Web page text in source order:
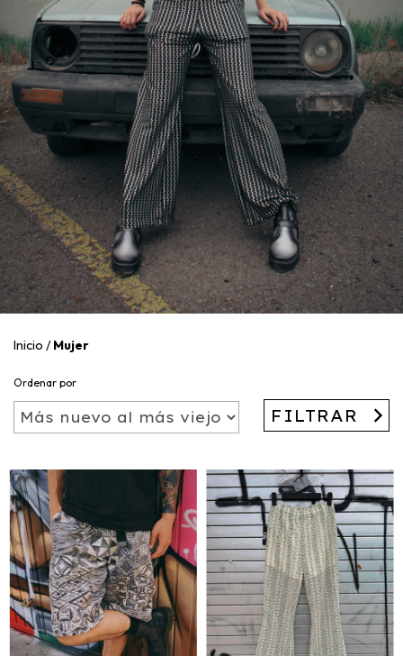
Inicio / Mujer
Ordenar por
FILTRAR